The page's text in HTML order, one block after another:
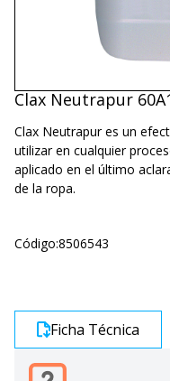
Clax Neutrapur
Clax Neutrapur es un
utilizar en cualquier
aplicado en el último
de la ropa.
Código:8506543
Ficha Técnica